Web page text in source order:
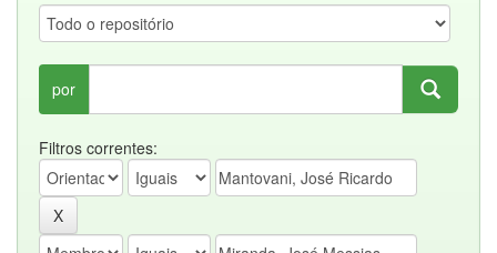
por
Filtros correntes: